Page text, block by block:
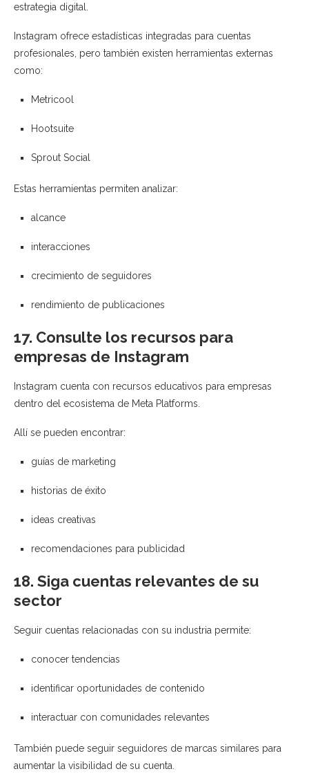
estrategia digital.
Instagram ofrece estadísticas integradas para cuentas
profesionales, pero también existen herramientas externas
como:
Metricool
Hootsuite
Sprout Social
Estas herramientas permiten analizar:
alcance
interacciones
crecimiento de seguidores
rendimiento de publicaciones
17. Consulte los recursos para
empresas de Instagram
Instagram cuenta con recursos educativos para empresas
dentro del ecosistema de Meta Platforms
Allí se pueden encontrar:
guías de marketing
historias de éxito
ideas creativas
recomendaciones para publicidad
18. Siga cuentas relevantes de su
sector
Seguir cuentas relacionadas con su industria permite:
conocer tendencias
identificar oportunidades de contenido
interactuar con comunidades relevantes
También puede seguir seguidores de marcas similares para
aumentar la visibilidad de su cuenta.